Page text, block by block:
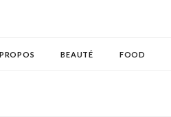
BEAUTÉ FOOD